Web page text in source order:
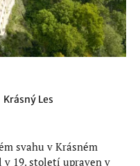
Krásný Les
svahu v Krásném
v 19. století upraven v